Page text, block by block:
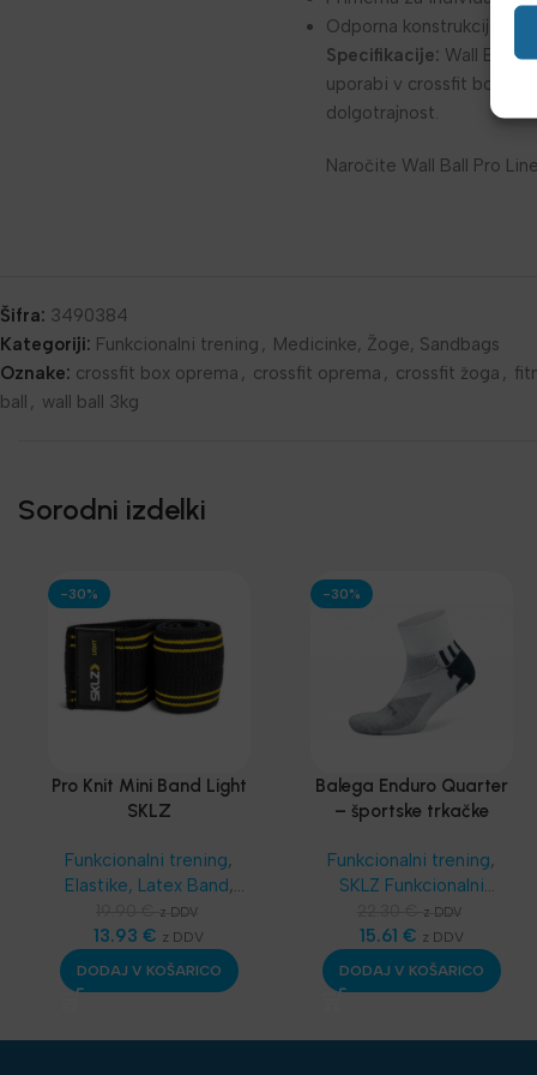
Odporna konstrukcija za
Specifikacije: Wall Ball
uporabi v crossfit boxih,
dolgotrajnost.
Naročite Wall Ball Pro
Šifra: 3490384
Kategoriji: Funkcionalni trening , Medicinke, Žoge, Sandbags
Oznake: crossfit box oprema , crossfit oprema , crossfit žoga ,
ball , wall ball 3kg
Sorodni izdelki
-30%
Pro Knit Mini Band Light
SKLZ
Funkcionalni trening,
Elastike, Latex Band,
SKLZ Funkcionalni
trening, Aerobika in
Joga , Najnovejša
z DDV
13.93€ z DDV
DODAJ V KOŠARICO
-30%
Balega Enduro Quarter
– športske trkačke
Funkcionalni trening,
SKLZ Funkcionalni
Dodatna
oprema ,Športske
bandaže - terapevtske
trakice
Najnovejša
z DDV
15.61 € z DDV
DODAJ V KOŠARICO